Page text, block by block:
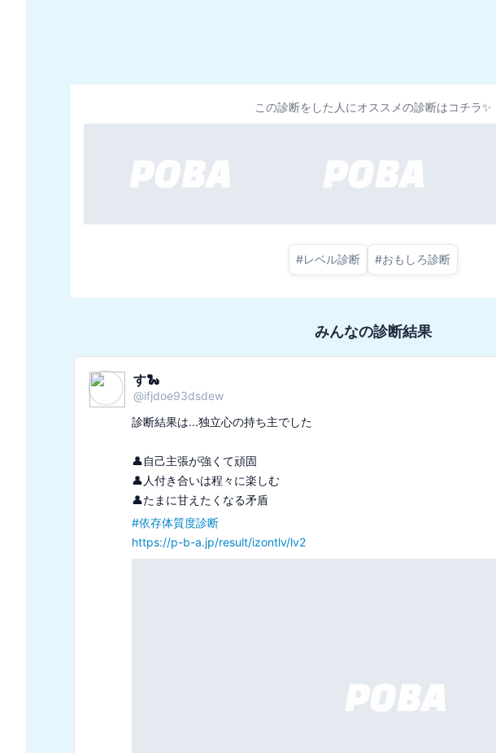
この診断をした人にオススメの診断はコチラ✨
#レベル診断 #おもしろ診断
みんなの診断結果
💛ぽんす💛
@
zimenzimens1
診断結果は...ノリノリ系キャバ嬢でした
👸似合うブランド「ルブタン」
👸財布の中身はいつもスッカラカン
👸周りを巻き込むのが上手い
キャバ嬢タイプ診断
https://p-b-a.jp/result/kyabaz/t5